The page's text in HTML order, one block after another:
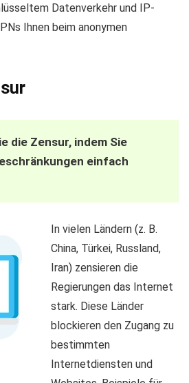
Datenverkehr und IP-
Ihnen beim anonymen
die Zensur, indem Sie
einfach
In vielen Ländern (z. B.
China, Türkei, Russland,
Iran) zensieren die
Regierungen das Internet
stark. Diese Länder
blockieren den Zugang zu
bestimmten
Internetdiensten und